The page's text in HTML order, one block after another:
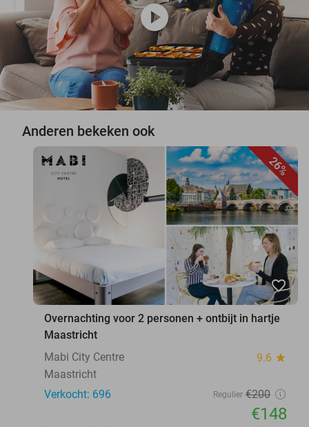
play_circle
Anderen bekeken ook
26%
favorite_border
Overnachting voor 2 personen + ontbijt in hartje
Maastricht
Mabi City Centre
9.6 star
Maastricht
Verkocht: 696
Regulier €200
€148